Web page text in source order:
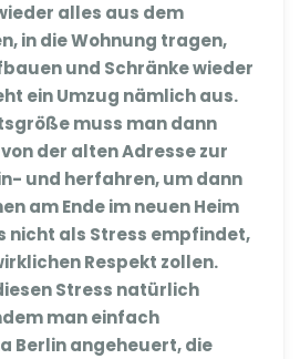
alles aus dem
in die Wohnung tragen,
und Schränke wieder
ein Umzug nämlich aus.
muss man dann
der alten Adresse zur
und herfahren, um dann
am Ende im neuen Heim
nicht als Stress empfindet,
Respekt zollen.
Stress natürlich
man einfach
Berlin angeheuert, die